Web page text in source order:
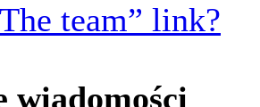
team” link?
wiadomości